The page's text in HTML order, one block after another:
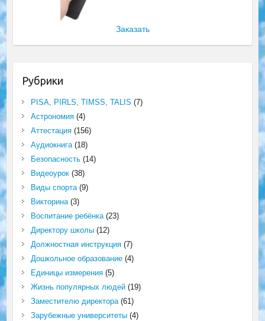
Заказать
Рубрики
PISA, PIRLS, TIMSS, TALIS (7)
Астрономия(4)
Аттестация(156)
Аудиокнига(18)
Безопасность(14)
Видеоурок(38)
Виды спорта(9)
Викторина(3)
Воспитание ребёнка(23)
Директору школы(12)
Должностная инструкция(7)
Дошкольное образование(4)
Единицы измерения(5)
Жизнь популярных людей(19)
Заместителю директора(61)
Зарубежные университеты(4)